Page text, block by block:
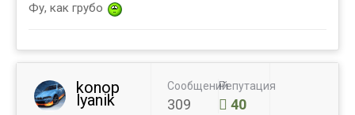
Фу, как грубо
konop
lyanik
Сообщений
309
Репутация
40